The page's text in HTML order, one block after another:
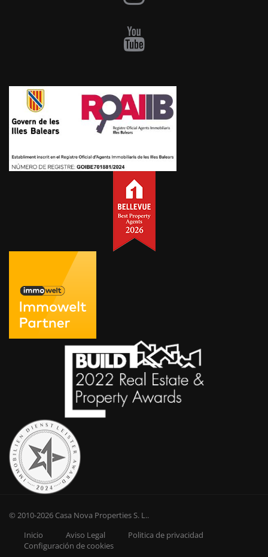
© 2010-2026 Casa Nova Properties S. L..
Inicio
Aviso Legal
Politica de privacidad
Configuración de cookies